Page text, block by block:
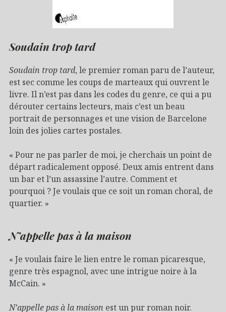
Soudain trop tard
Soudain trop tard, le premier roman paru de l’auteur,
est sec comme les coups de marteaux qui ouvrent le
livre. Il n’est pas dans les codes du genre, ce qui a pu
dérouter certains lecteurs, mais c’est un beau
portrait de personnages et une vision de Barcelone
loin des jolies cartes postales.
« Pour ne pas parler de moi, je cherchais un point de
départ radicalement opposé. Deux amis entrent dans
un bar et l’un assassine l’autre. Comment et
pourquoi ? Je voulais que ce soit un roman choral, de
quartier. »
N’appelle pas à la maison
« Je voulais faire le lien entre le roman picaresque,
genre très espagnol, avec une intrigue noire à la
McCain. »
N’appelle pas à la maison est un pur roman noir.